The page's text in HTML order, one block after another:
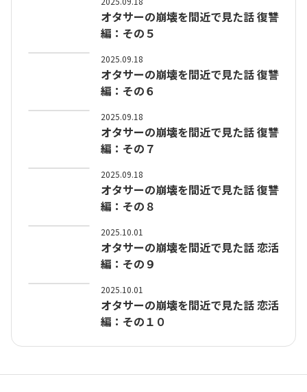
オタサーの崩壊を間近で見た話 復讐
編：その５
2025.09.18
オタサーの崩壊を間近で見た話 復讐
編：その６
2025.09.18
オタサーの崩壊を間近で見た話 復讐
編：その７
2025.09.18
オタサーの崩壊を間近で見た話 復讐
編：その８
2025.10.01
オタサーの崩壊を間近で見た話 恋活
編：その９
2025.10.01
オタサーの崩壊を間近で見た話 恋活
編：その１０